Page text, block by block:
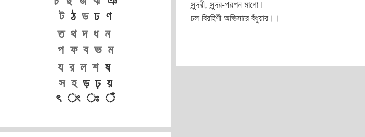
সুন্দরী, সুন্দর-পরশন মাগো।
চল বিরহিণী অভিসারে বঁধুয়ার।।
টঠ ডঢ ণ
ত থ দ ধ ন
প ফ ব ভ ম
য র ল শষ
স হড় ঢ় য়
ৎ ং ঃ ঁ